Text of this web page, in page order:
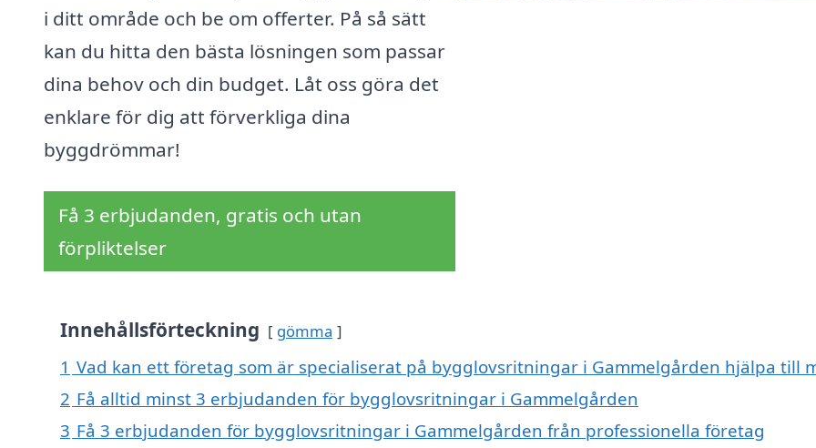
i ditt område och be om offerter. På så sätt
kan du hitta den bästa lösningen som passar
dina behov och din budget. Låt oss göra det
enklare för dig att förverkliga dina
byggdrömmar!
Få 3 erbjudanden, gratis och utan
förpliktelser
Innehållsförteckning gömma
1 Vad kan ett företag som är specialiserat på bygglovsritningar i Gammelgården hjälpa till
2 Få alltid minst 3 erbjudanden för bygglovsritningar i Gammelgården
3 Få 3 erbjudanden för bygglovsritningar i Gammelgården från professionella företag